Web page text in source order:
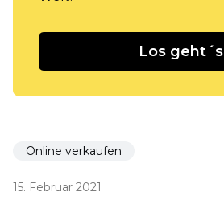
Los geht´s
Online verkaufen
15. Februar 2021